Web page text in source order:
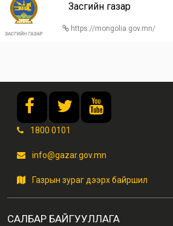
Засгийн газар
https://mongolia.gov.mn/
1800 0101
info@gazar.gov.mn
Газрын зураг дээрх байршил
САЛБАР БАЙГУУЛЛАГА